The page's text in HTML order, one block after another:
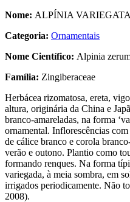
Nome: ALPÍNIA VARIEGATA
Categoria: Ornamentais
Nome Científico: Alpinia
Família: Zingiberaceae
Herbácea rizomatosa, ereta,
altura, originária da China e
branco-amareladas, na forma
ornamental. Inflorescências
de cálice branco e corola
verão e outono. Plantio como
formando renques. Na forma
variegada, à meia sombra, em
irrigados periodicamente. Não
2008).